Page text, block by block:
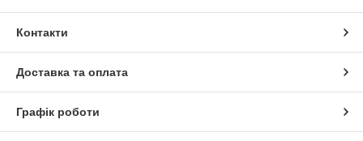
Контакти
Доставка та оплата
Графік роботи